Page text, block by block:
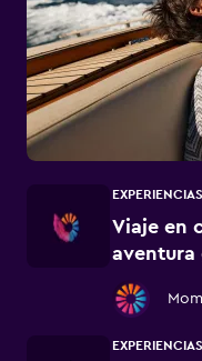
Viaje en
aventura